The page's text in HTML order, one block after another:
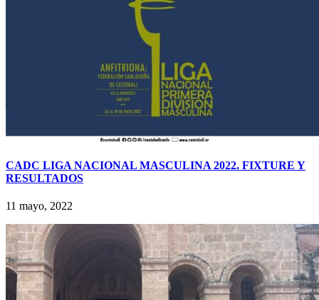
CADC LIGA NACIONAL MASCULINA 2022. FIXTURE Y
RESULTADOS
11 mayo, 2022